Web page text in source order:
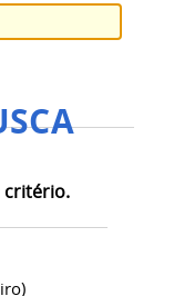
critério.